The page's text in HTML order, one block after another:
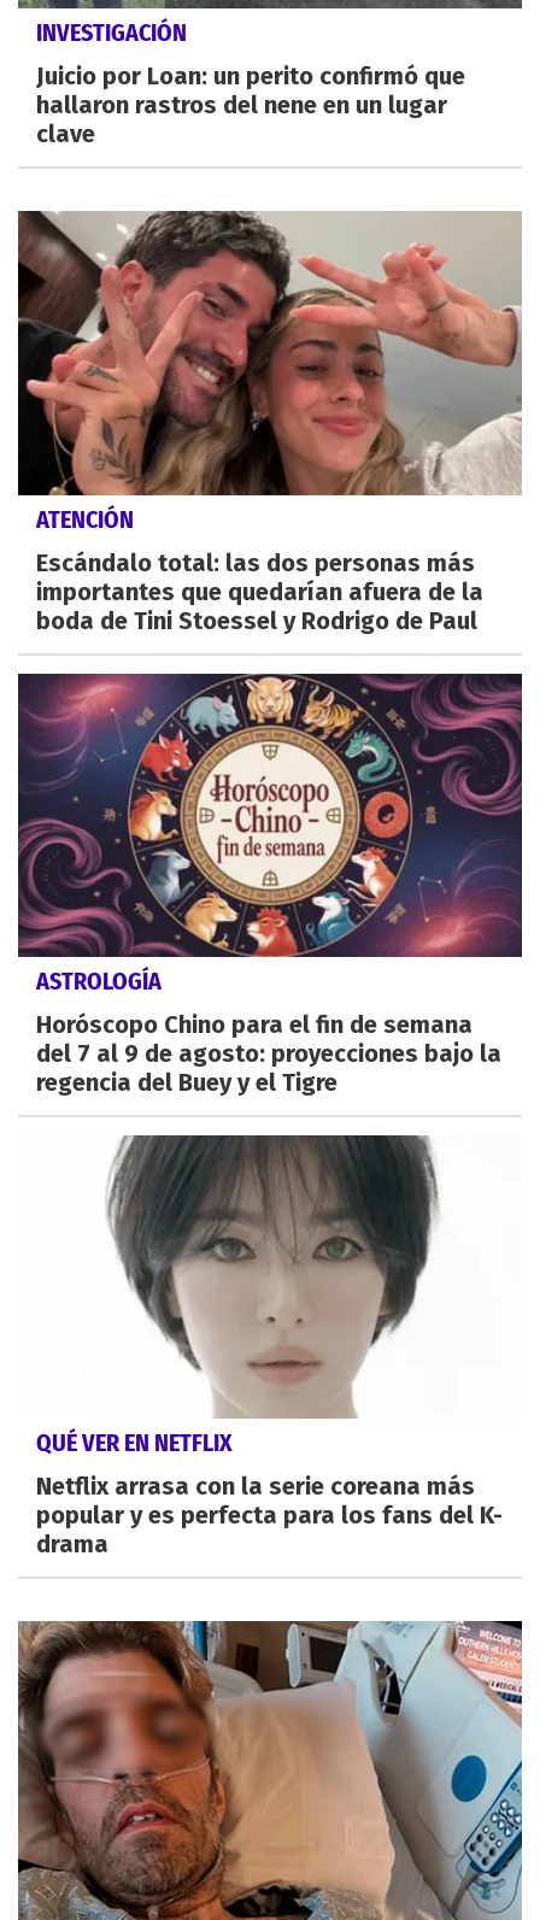
INVESTIGACIÓN
Juicio por Loan: un perito confirmó que
hallaron rastros del nene en un lugar
clave
ATENCIÓN
Escándalo total: las dos personas más
importantes que quedarían afuera de la
boda de Tini Stoessel y Rodrigo de Paul
ASTROLOGÍA
Horóscopo Chino para el fin de semana
del 7 al 9 de agosto: proyecciones bajo la
regencia del Buey y el Tigre
QUÉ VER EN NETFLIX
Netflix arrasa con la serie coreana más
popular y es perfecta para los fans del K-
drama